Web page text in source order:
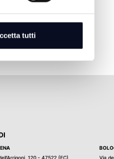
tutti
120 - 47522 (FC)
Via